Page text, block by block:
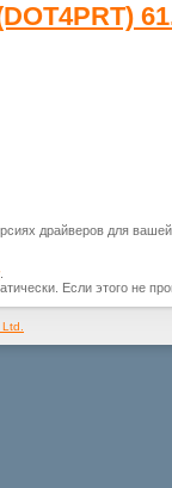
драйверов для
.
Если этого не